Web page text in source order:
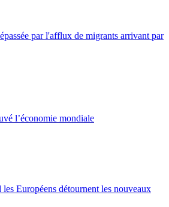
par l'afflux de migrants arrivant par
l’économie mondiale
les Européens détournent les nouveaux